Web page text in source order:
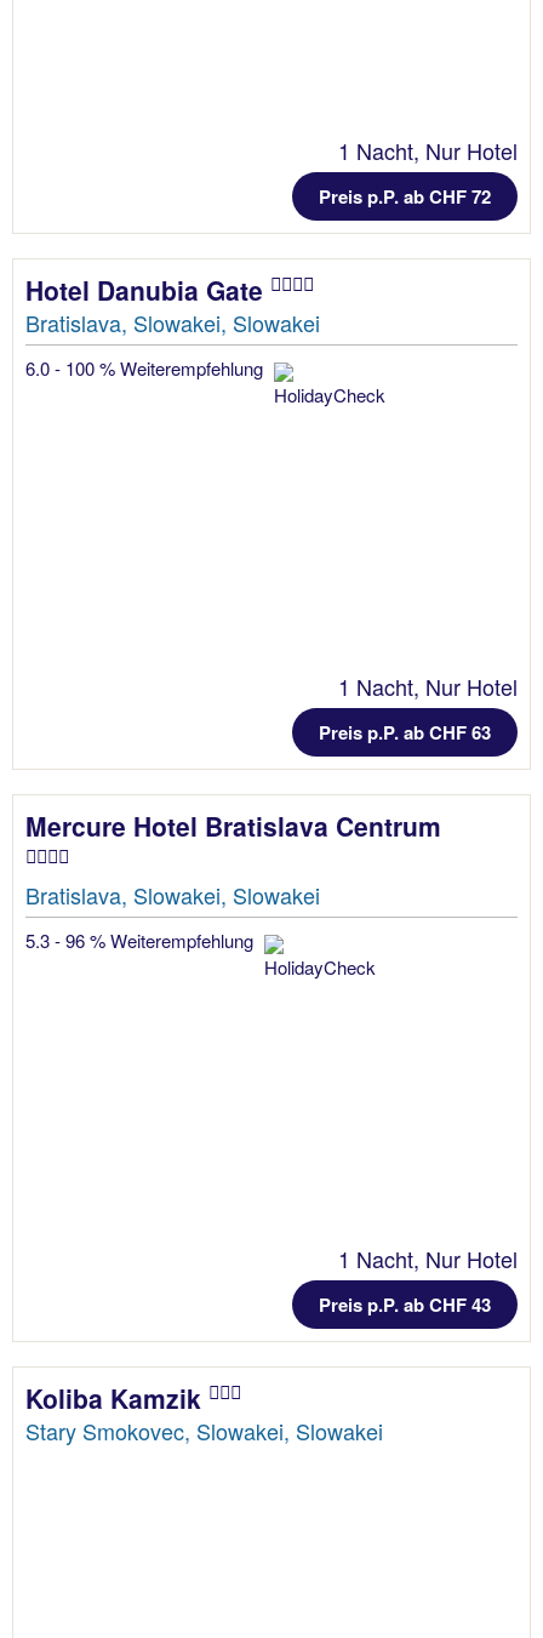
1 Nacht, Nur Hotel
Preis p.P. ab CHF 72
Hotel Danubia Gate
Bratislava, Slowakei, Slowakei
6.0 - 100 % Weiterempfehlung
1 Nacht, Nur Hotel
Preis p.P. ab CHF 63
Mercure Hotel Bratislava Centrum
Bratislava, Slowakei, Slowakei
5.3 - 96 % Weiterempfehlung
1 Nacht, Nur Hotel
Preis p.P. ab CHF 43
Koliba Kamzik
Stary Smokovec, Slowakei, Slowakei